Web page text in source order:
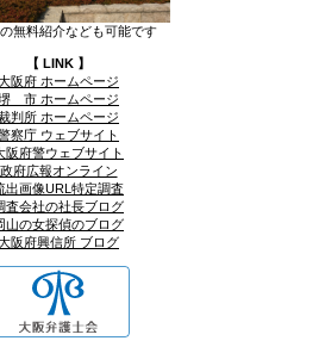
無料紹介なども可能です
【 LINK 】
阪府 ホームページ
市 ホームページ
判所 ホームページ
察庁 ウェブサイト
阪府警ウェブサイト
政府広報オンライン
出画像URL特定調査
査会社の社長ブログ
山の女探偵のブログ
阪府興信所 ブログ